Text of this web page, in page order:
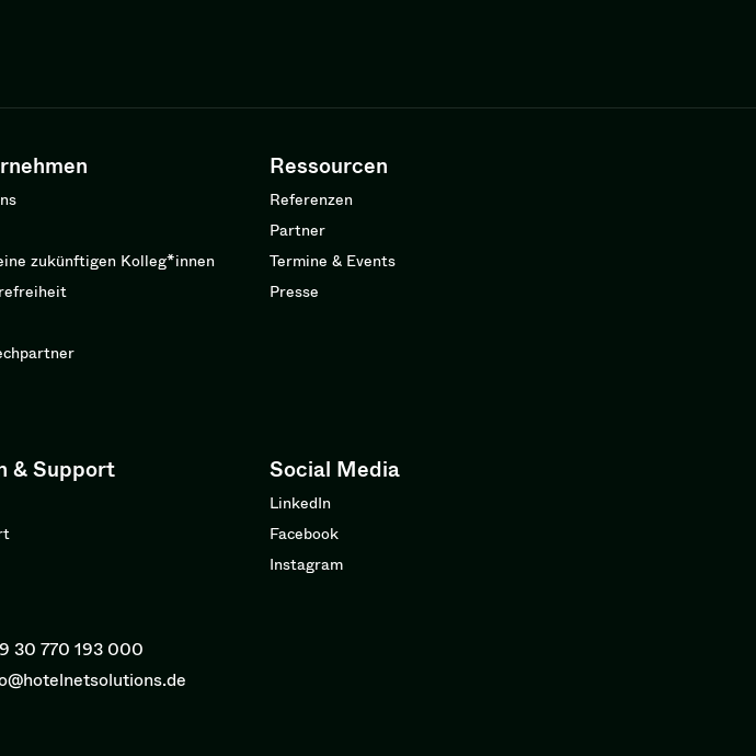
zukünftigen Kolleg*innen
Ressourcen
Referenzen
Partner
Termine & Events
Presse
& Support Social Media
LinkedIn
Facebook
Instagram
30 770 193 000